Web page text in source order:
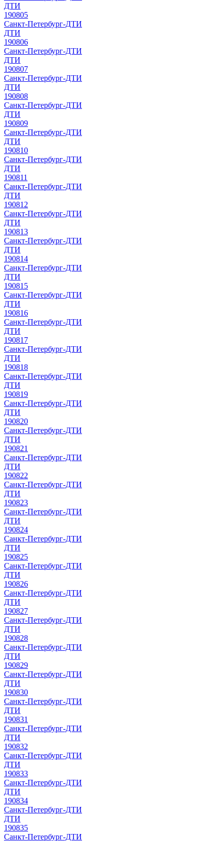
ДТИ
190805
Санкт-Петербург-ДТИ
ДТИ
190806
Санкт-Петербург-ДТИ
ДТИ
190807
Санкт-Петербург-ДТИ
ДТИ
190808
Санкт-Петербург-ДТИ
ДТИ
190809
Санкт-Петербург-ДТИ
ДТИ
190810
Санкт-Петербург-ДТИ
ДТИ
190811
Санкт-Петербург-ДТИ
ДТИ
190812
Санкт-Петербург-ДТИ
ДТИ
190813
Санкт-Петербург-ДТИ
ДТИ
190814
Санкт-Петербург-ДТИ
ДТИ
190815
Санкт-Петербург-ДТИ
ДТИ
190816
Санкт-Петербург-ДТИ
ДТИ
190817
Санкт-Петербург-ДТИ
ДТИ
190818
Санкт-Петербург-ДТИ
ДТИ
190819
Санкт-Петербург-ДТИ
ДТИ
190820
Санкт-Петербург-ДТИ
ДТИ
190821
Санкт-Петербург-ДТИ
ДТИ
190822
Санкт-Петербург-ДТИ
ДТИ
190823
Санкт-Петербург-ДТИ
ДТИ
190824
Санкт-Петербург-ДТИ
ДТИ
190825
Санкт-Петербург-ДТИ
ДТИ
190826
Санкт-Петербург-ДТИ
ДТИ
190827
Санкт-Петербург-ДТИ
ДТИ
190828
Санкт-Петербург-ДТИ
ДТИ
190829
Санкт-Петербург-ДТИ
ДТИ
190830
Санкт-Петербург-ДТИ
ДТИ
190831
Санкт-Петербург-ДТИ
ДТИ
190832
Санкт-Петербург-ДТИ
ДТИ
190833
Санкт-Петербург-ДТИ
ДТИ
190834
Санкт-Петербург-ДТИ
ДТИ
190835
Санкт-Петербург-ДТИ